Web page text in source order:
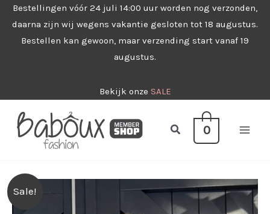
naar
Bestellingen vóór 24 juli 14:00 uur worden nog verzonden,
daarna zijn wij wegens vakantie gesloten tot 18 augustus.
Bestellen kan gewoon, maar verzending start vanaf 19
augustus.
Bekijk onze SALE
Zoeken0
Sale!